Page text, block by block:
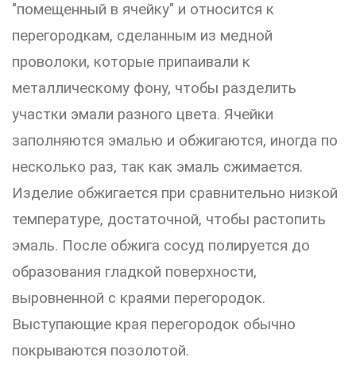
"помещенный в ячейку" и относится к
перегородкам, сделанным из медной
проволоки, которые припаивали к
металлическому фону, чтобы разделить
участки эмали разного цвета. Ячейки
заполняются эмалью и обжигаются, иногда по
несколько раз, так как эмаль сжимается.
Изделие обжигается при сравнительно низкой
температуре, достаточной, чтобы растопить
эмаль. После обжига сосуд полируется до
образования гладкой поверхности,
выровненной с краями перегородок.
Выступающие края перегородок обычно
покрываются позолотой.